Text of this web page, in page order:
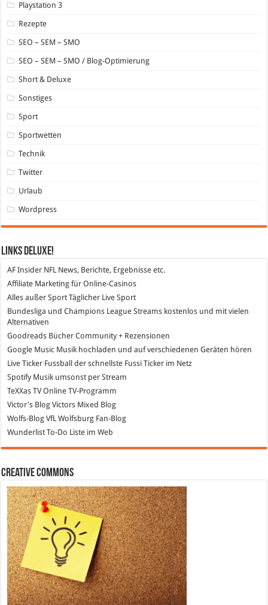
Playstation 3
Rezepte
SEO – SEM – SMO
SEO – SEM – SMO / Blog-Optimierung
Short & Deluxe
Sonstiges
Sport
Sportwetten
Technik
Twitter
Urlaub
Wordpress
Links DeLuXe!
AF Insider NFL News, Berichte, Ergebnisse etc.
Affiliate Marketing für Online-Casinos
Alles außer SportTäglicher Live Sport
Bundesliga und Champions League Streams kostenlos und mit vielen
Alternativen
Goodreads Bücher Community + Rezensionen
Google Music Musik hochladen und auf verschiedenen Geräten hören
Live Ticker Fussball
der schnellste Fussi Ticker im Netz
SpotifyMusik umsonst per Stream
TeXXas TVOnline TV-Programm
Victor's Blog Victors Mixed Blog
Wolfs-Blog VfL Wolfsburg Fan-Blog
WunderlistTo-Do Liste im Web
Creative Commons